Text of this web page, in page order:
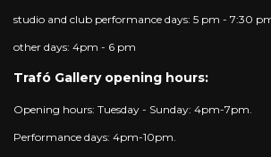
studio and club performance days: 5 pm - 7:30
other days: 4pm - 6 pm
Trafó Gallery opening hours:
Opening hours: Tuesday - Sunday: 4pm-7pm.
Performance days: 4pm-10pm.